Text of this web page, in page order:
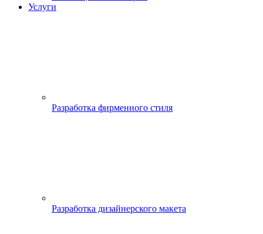
Услуги
Разработка фирменного стиля
Разработка дизайнерского макета